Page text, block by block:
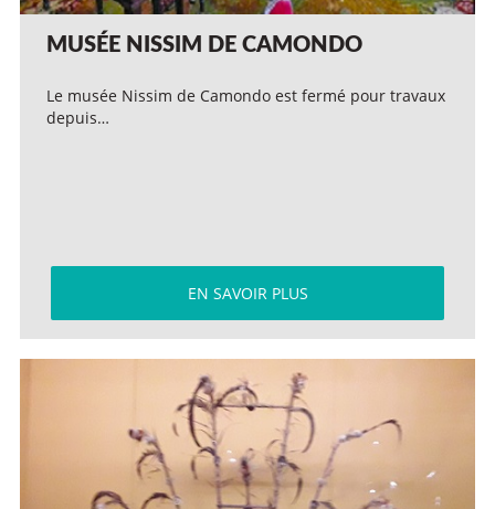
MUSÉE NISSIM DE CAMONDO
Le musée Nissim de Camondo est fermé pour travaux
depuis…
EN SAVOIR PLUS